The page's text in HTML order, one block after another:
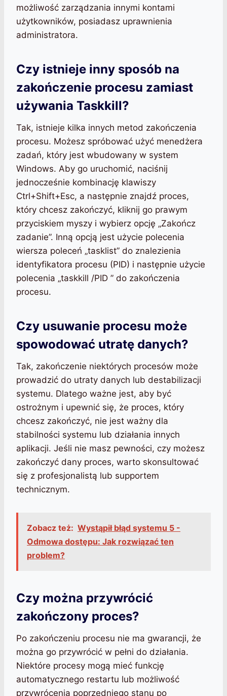
możliwość zarządzania innymi kontami
użytkowników, posiadasz uprawnienia
administratora.
Czy istnieje inny sposób na
zakończenie procesu zamiast
używania Taskkill?
Tak, istnieje kilka innych metod zakończenia
procesu. Możesz spróbować użyć menedżera
zadań, który jest wbudowany w system
Windows. Aby go uruchomić, naciśnij
jednocześnie kombinację klawiszy
Ctrl+Shift+Esc, a następnie znajdź proces,
który chcesz zakończyć, kliknij go prawym
przyciskiem myszy i wybierz opcję „Zakończ
zadanie”. Inną opcją jest użycie polecenia
wiersza poleceń „tasklist” do znalezienia
identyfikatora procesu (PID) i następnie użycie
polecenia „taskkill /PID ” do zakończenia
procesu.
Czy usuwanie procesu może
spowodować utratę danych?
Tak, zakończenie niektórych procesów może
prowadzić do utraty danych lub destabilizacji
systemu. Dlatego ważne jest, aby być
ostrożnym i upewnić się, że proces, który
chcesz zakończyć, nie jest ważny dla
stabilności systemu lub działania innych
aplikacji. Jeśli nie masz pewności, czy możesz
zakończyć dany proces, warto skonsultować
się z profesjonalistą lub supportem
technicznym.
Zobacz też: Wystąpił błąd systemu 5 -
Odmowa dostępu: Jak rozwiązać ten
problem?
Czy można przywrócić
zakończony proces?
Po zakończeniu procesu nie ma gwarancji, że
można go przywrócić w pełni do działania.
Niektóre procesy mogą mieć funkcję
automatycznego restartu lub możliwość
przywrócenia poprzedniego stanu po